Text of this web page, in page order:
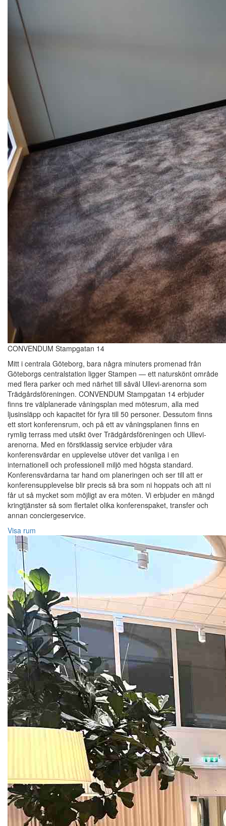
CONVENDUM Stampgatan 14
Mitt i centrala Göteborg, bara några minuters promenad från
Göteborgs centralstation ligger Stampen — ett naturskönt område
med flera parker och med närhet till såväl Ullevi-arenorna som
Trädgårdsföreningen. CONVENDUM Stampgatan 14 erbjuder
finns tre välplanerade våningsplan med mötesrum, alla med
ljusinsläpp och kapacitet för fyra till 50 personer. Dessutom finns
ett stort konferensrum, och på ett av våningsplanen finns en
rymlig terrass med utsikt över Trädgårdsföreningen och Ullevi-
arenorna. Med en förstklassig service erbjuder våra
konferensvärdar en upplevelse utöver det vanliga i en
internationell och professionell miljö med högsta standard.
Konferensvärdarna tar hand om planeringen och ser till att er
konferensupplevelse blir precis så bra som ni hoppats och att ni
får ut så mycket som möjligt av era möten. Vi erbjuder en mängd
kringtjänster så som flertalet olika konferenspaket, transfer och
annan conciergeservice.
Visa rum